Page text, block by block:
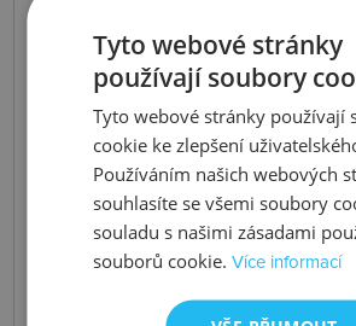
Tyto webové stránky
používají soubory
Tyto webové stránky používají
cookie ke zlepšení
Používáním našich webových
souhlasíte se všemi soubory
souladu s našimi zásadami
souborů cookie.Více informací